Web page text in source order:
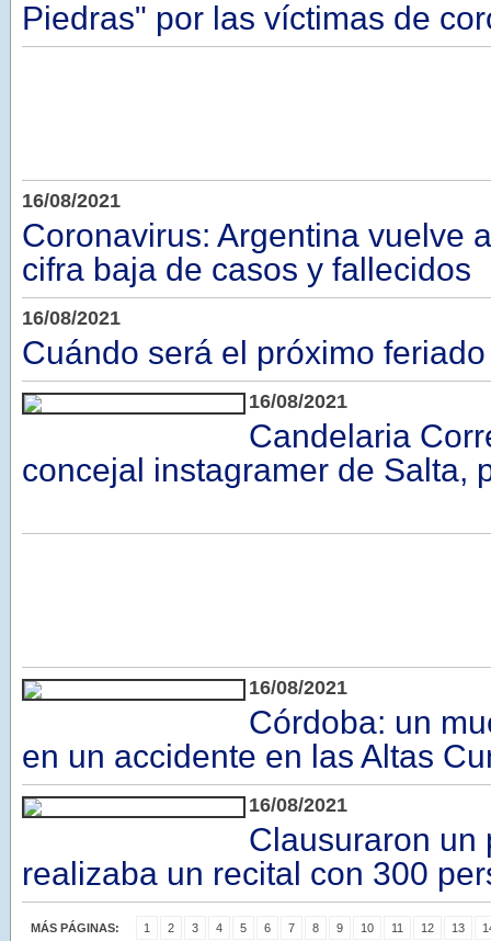
Piedras" por las víctimas de
16/08/2021
Coronavirus: Argentina vuelve
cifra baja de casos y fallecidos
16/08/2021
Cuándo será el próximo feriado
16/08/2021
Candelaria
concejal instagramer de Salta,
16/08/2021
Córdoba: un
en un accidente en las Altas
16/08/2021
Clausuraron un
realizaba un recital con 300
MÁS PÁGINAS: 1 2 3 4 5 6 7 8 9 10 11 12 13